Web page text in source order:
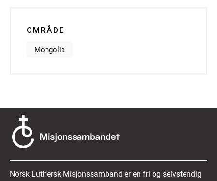
OMRÅDE
Mongolia
Norsk Luthersk Misjonssamband er en fri og selvstendig